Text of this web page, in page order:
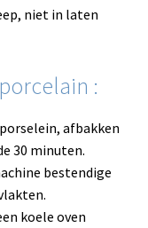
niet in laten
:
afbakken
30 minuten.
bestendige
koele oven